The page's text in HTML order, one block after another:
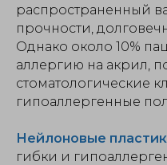
распространенный
прочности,
Однако около 10%
аллергию на акрил,
стоматологические
гипоаллергенные
Нейлоновые
гибки и